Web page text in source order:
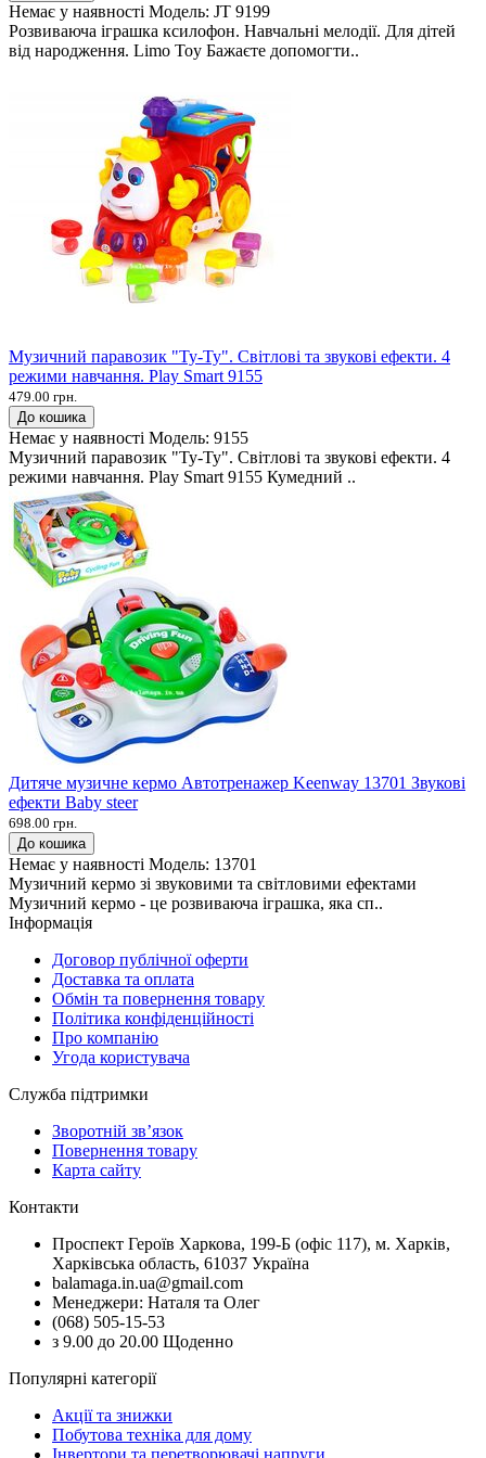
Немає у наявності Модель: JT 9199
Розвиваюча іграшка ксилофон. Навчальні мелодії. Для дітей
від народження. Limo Toy Бажаєте допомогти..
Музичний паравозик "Ту-Ту". Світлові та звукові ефекти. 4
режими навчання. Play Smart 9155
479.00 грн.
До кошика
Немає у наявності Модель: 9155
Музичний паравозик "Ту-Ту". Світлові та звукові ефекти. 4
режими навчання. Play Smart 9155 Кумедний ..
Дитяче музичне кермо Автотренажер Keenway 13701 Звукові
ефекти Baby steer
698.00 грн.
До кошика
Немає у наявності Модель: 13701
Музичний кермо зі звуковими та світловими ефектами
Музичний кермо - це розвиваюча іграшка, яка сп..
Інформація
Договор публічної оферти
Доставка та оплата
Обмін та повернення товару
Політика конфіденційності
Про компанію
Угода користувача
Служба підтримки
Зворотній зв’язок
Повернення товару
Карта сайту
Контакти
Проспект Героїв Харкова, 199-Б (офіс 117), м. Харків,
Харківська область, 61037 Україна
balamaga.in.ua@gmail.com
Менеджери: Наталя та Олег
(068) 505-15-53
з 9.00 до 20.00 Щоденно
Популярні категорії
Акції та знижки
Побутова техніка для дому
Інвертори та перетворювачі напруги